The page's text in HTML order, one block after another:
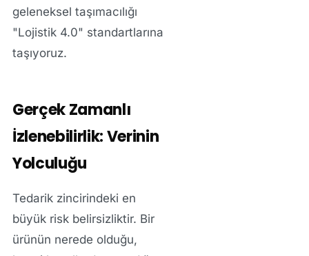
geleneksel taşımacılığı
"Lojistik 4.0" standartlarına
taşıyoruz.
Gerçek Zamanlı
İzlenebilirlik: Verinin
Yolculuğu
Tedarik zincirindeki en
büyük risk belirsizliktir. Bir
ürünün nerede olduğu,